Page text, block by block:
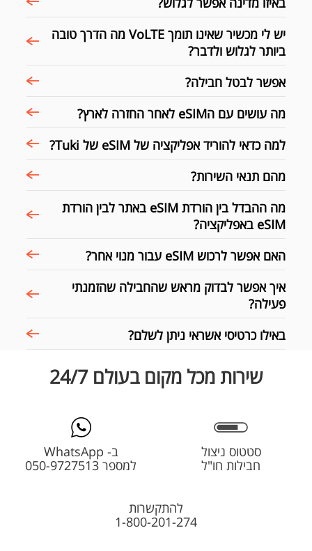
יש לי מכשיר שאינו תומך VoLTE מה הדרך טובה
ביותר לגלוש ולדבר?
אפשר לבטל חבילה?
מה עושים עם הeSIM לאחר החזרה לארץ?
למה כדאי להוריד אפליקציה של eSIM של Tuki?
מהם תנאי השירות?
מה ההבדל בין הורדת eSIM באתר לבין הורדת
eSIM באפליקציה?
האם אפשר לרכוש eSIM עבור מנוי אחר?
איך אפשר לבדוק מראש שהחבילה שהזמנתי
פעילה?
באילו כרטיסי אשראי ניתן לשלם?
שירות מכל מקום בעולם 24/7
סטטוס ניצול
חבילות חו"ל
ב- WhatsApp
למספר 050-9727513
להתקשרות
1-800-201-274